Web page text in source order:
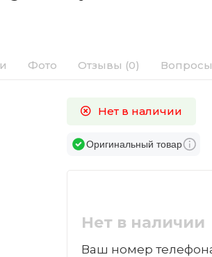
Фото Отзывы (0)
Нет в наличии
Оригинальный товар
Нет в наличии
Ваш номер